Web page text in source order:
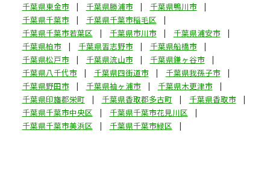
千葉県東金市
千葉県勝浦市
千葉県鴨川市
千葉県千葉市
千葉県千葉市稲毛区
千葉県千葉市若葉区
千葉県市川市
千葉県浦安市
千葉県柏市
千葉県習志野市
千葉県船橋市
千葉県松戸市
千葉県流山市
千葉県鎌ヶ谷市
千葉県八千代市
千葉県四街道市
千葉県我孫子市
千葉県野田市
千葉県袖ヶ浦市
千葉県木更津市
千葉県印旛郡栄町
千葉県香取郡多古町
千葉県香取市
千葉県千葉市中央区
千葉県千葉市花見川区
千葉県千葉市美浜区
千葉県千葉市緑区